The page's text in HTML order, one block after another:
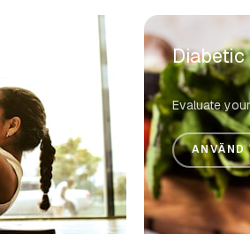
Diabetic
Evaluate
ANVÄND